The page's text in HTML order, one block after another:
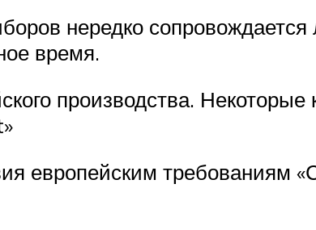
нередко сопровождается
время.
производства.
европейским требованиям